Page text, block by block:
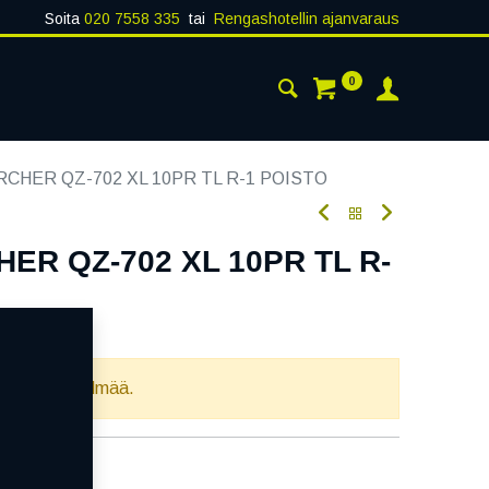
Soita 020 7558 335 tai Rengashotellin ajanvaraus
0
QZ-702 XL 10PR TL R-1 POISTO
QZ-702 XL 10PR TL R-
yhdistelmää.